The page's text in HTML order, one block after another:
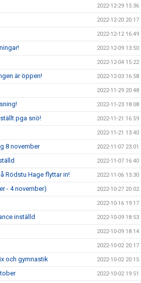
2022-12-29 15:36
2022-12-20 20:17
2022-12-12 16:49
2022-12-09 13:50
2022-12-04 15:22
är öppen! 2022-12-03 16:58
2022-11-29 20:48
2022-11-23 18:08
pga snö! 2022-11-21 16:59
2022-11-21 13:40
8 november 2022-11-07 23:01
2022-11-07 16:40
Rödstu Hage flyttar in! 2022-11-06 13:30
- 4 november) 2022-10-27 20:02
2022-10-16 19:17
inställd 2022-10-09 18:53
2022-10-09 18:14
2022-10-02 20:17
och gymnastik 2022-10-02 20:15
2022-10-02 19:51